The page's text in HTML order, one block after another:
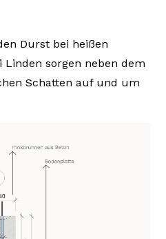
Durst bei heißen
sorgen neben dem
Schatten auf und um